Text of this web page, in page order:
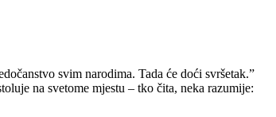
svim narodima. Tada će doći svršetak.”
na svetome mjestu – tko čita, neka razumije: